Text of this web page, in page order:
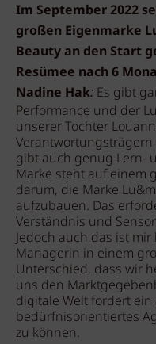
Im September 2022
großen Eigenmarke
Beauty an den Start
Resümee nach 6
Nadine Hak: Es gibt
Performance und der
unserer Tochter
Verantwortungsträgern
gibt auch genug Lern-
Marke steht auf einem
darum, die Marke
aufzubauen. Das
Verständnis und
Jedoch auch das ist
Managerin in einem
Unterschied, dass wir
uns den
digitale Welt fordert
bedürfnisorientiertes
zu können.